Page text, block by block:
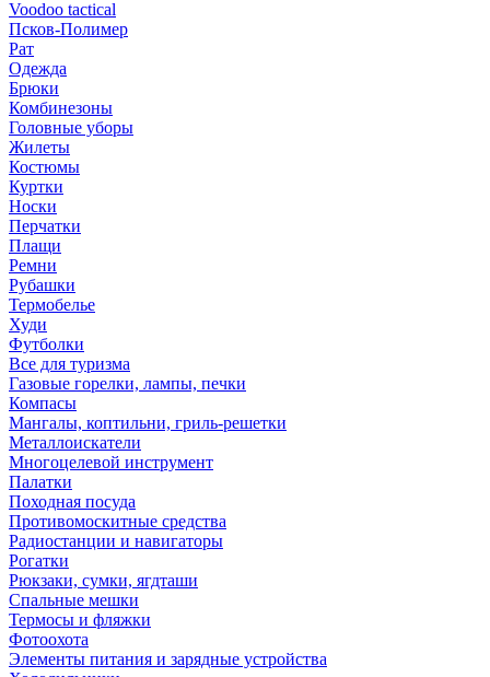
Voodoo tactical
Псков-Полимер
Рат
Одежда
Брюки
Комбинезоны
Головные уборы
Жилеты
Костюмы
Куртки
Носки
Перчатки
Плащи
Ремни
Рубашки
Термобелье
Худи
Футболки
Все для туризма
Газовые горелки, лампы, печки
Компасы
Мангалы, коптильни, гриль-решетки
Металлоискатели
Многоцелевой инструмент
Палатки
Походная посуда
Противомоскитные средства
Радиостанции и навигаторы
Рогатки
Рюкзаки, сумки, ягдташи
Спальные мешки
Термосы и фляжки
Фотоохота
Элементы питания и зарядные устройства